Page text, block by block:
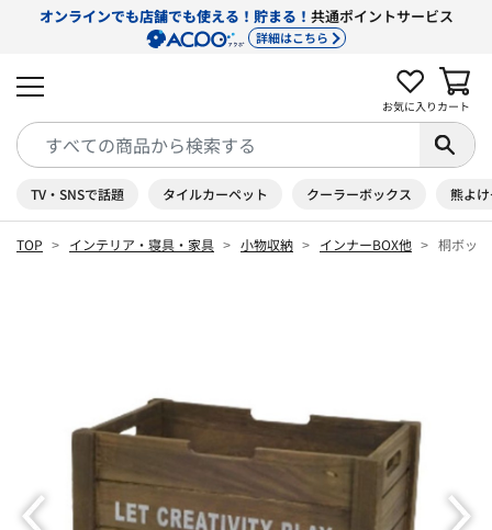
オンラインでも店舗でも使える！貯まる！ 共通ポイントサービス
詳細はこちら
お気に入り カート
TV・SNSで話題 タイルカーペット クーラーボックス 熊よ
TOP インテリア・寝具・家具 小物収納 インナーBOX他 桐ボッ